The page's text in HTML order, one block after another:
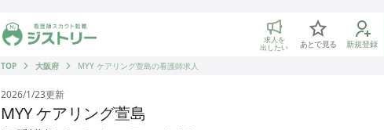
ジストリー 看護師の転職マッチング
求人を
出したい あとで見る 新規登録
TOP
大阪府 MYY ケアリング萱島の看護師求人
2026/1/23更新
MYY ケアリング萱島